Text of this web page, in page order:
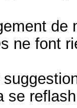
de
ne font
se